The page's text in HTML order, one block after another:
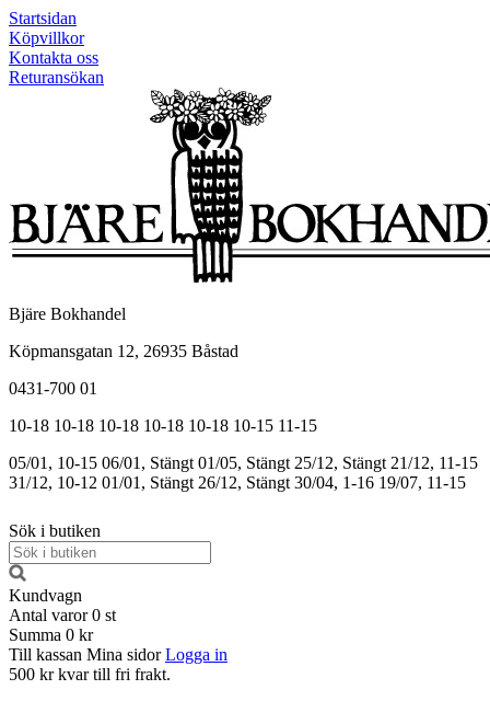
Startsidan
Köpvillkor
Kontakta oss
Returansökan
Bjäre Bokhandel
Köpmansgatan 12, 26935 Båstad
0431-700 01
10-18 10-18 10-18 10-18 10-18 10-15 11-15
05/01, 10-15 06/01, Stängt 01/05, Stängt 25/12, Stängt 21/12, 11-15
31/12, 10-12 01/01, Stängt 26/12, Stängt 30/04, 1-16 19/07, 11-15
Sök i butiken
Kundvagn
Antal varor 0 st
Summa 0 kr
Till kassan Mina sidor Logga in
500 kr kvar till fri frakt.